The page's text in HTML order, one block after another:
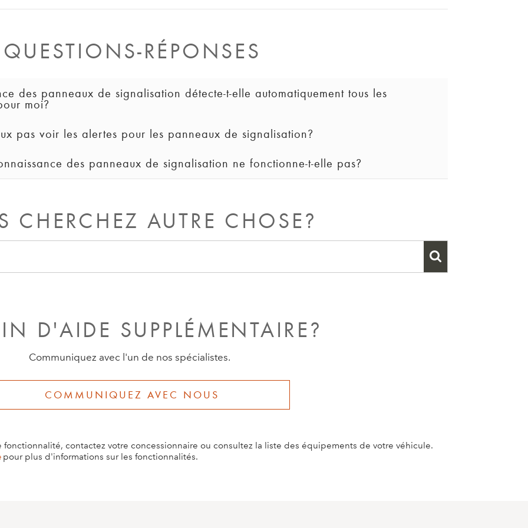
QUESTIONS-RÉPONSES
des panneaux de signalisation détecte-t-elle automatiquement tous les
moi?
conçue pour détecter les panneaux de limitation de vitesse. Par exemple, elle ne détecte
pas voir les alertes pour les panneaux de signalisation?
reconnaissance des panneaux de signalisation dans le menu des paramètres de votre
CIB, selon votre véhicule.
des panneaux de signalisation ne fonctionne-t-elle pas?
de Cartes hors ligne dans le menu des paramètres, la reconnaissance des panneaux
des panneaux de signalisation peut ne pas fonctionner.
CHERCHEZ AUTRE CHOSE?
D'AIDE SUPPLÉMENTAIRE?
Communiquez avec l'un de nos spécialistes.
COMMUNIQUEZ AVEC NOUS
fonctionnalité, contactez votre concessionnaire ou consultez la liste des équipements de votre véhicule.
pour plus d'informations sur les fonctionnalités.